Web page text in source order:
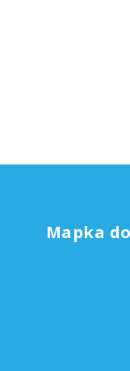
Mapka